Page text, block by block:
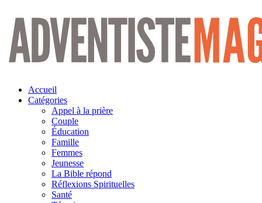
Aller
contenu
Accueil
Catégories
Appel à la prière
Couple
Éducation
Famille
Femmes
Jeunesse
La Bible répond
Réflexions Spirituelles
Santé